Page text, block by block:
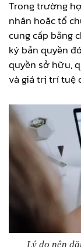
Trong trường
nhân hoặc tổ
cung cấp bằng
ký bản quyền
quyền sở hữu,
và giá trị trí tuệ
Lý do nên